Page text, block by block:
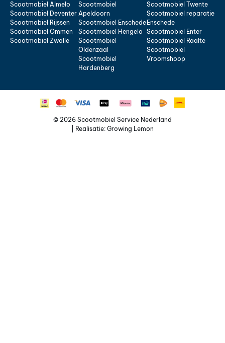
Scootmobiel Almelo
Scootmobiel Deventer
Scootmobiel Rijssen
Scootmobiel Ommen
Scootmobiel Zwolle
Scootmobiel
Apeldoorn
Scootmobiel Enschede
Scootmobiel Hengelo
Scootmobiel
Oldenzaal
Scootmobiel
Hardenberg
Scootmobiel Twente
Scootmobiel reparatie
Enschede
Scootmobiel Enter
Scootmobiel Raalte
Scootmobiel
Vroomshoop
© 2026 Scootmobiel Service Nederland
| Realisatie: Growing Lemon